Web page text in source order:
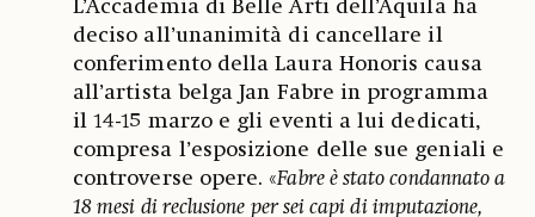
L’Accademia di Belle Arti dell’Aquila ha
deciso all’unanimità di cancellare il
conferimento della Laura Honoris causa
all’artista belga Jan Fabre in programma
il 14-15 marzo e gli eventi a lui dedicati,
compresa l’esposizione delle sue geniali e
controverse opere. «Fabre è stato condannato a
18 mesi di reclusione per sei capi di imputazione,